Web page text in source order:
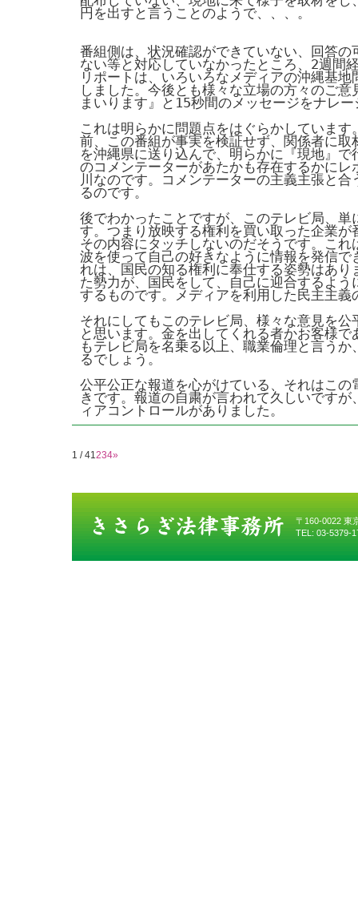
円を出すと言うことのようで、、、。
番組側は、状況確認ができていない、回答
ない等と対応していなかったところ、2週間
リポートは、いろいろなメディアの沖縄基
しました。今後とも様々な立場の方々のご
まいります』と15秒間のメッセージをナレ
これは明らかに問題点をはぐらかしていま
前、この番組が事実を検証せず、関係者に
を沖縄県に送り込んで、明らかに『現地』
のコメンテーターがあたかも存在するかに
川なのです。コメンテーターの主義主張と
るのです。
後でわかったことですが、このテレビ局、
す。つまり放映する権利を買い取った企業
その内容にタッチしないのだそうです。こ
波を使って自己の好きなように情報を発信
れは、国民の知る権利に奉仕する姿勢はあ
た勢力が、国民をして、自己に迎合するよ
するものです。メディアを利用した民主主義
それにしてもこのテレビ局、様々な意見を
と思います。金を出してくれる者かお客様
もテレビ局を名乗る以上、職業倫理と言う
るでしょう。
公平公正な報道を心がけている、それはこ
きです。報道の自粛が言われて久しいです
ィアコントロールがありました。
1 / 41234»
〒160-0022 東
TEL: 03-5379-